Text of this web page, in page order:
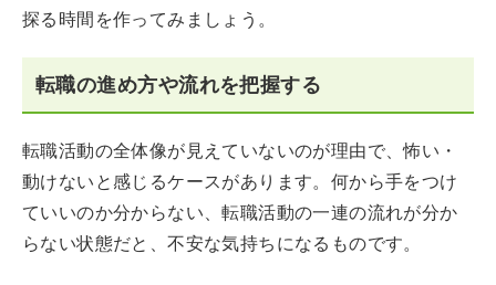
探る時間を作ってみましょう。
転職の進め方や流れを把握する
転職活動の全体像が見えていないのが理由で、怖い・
動けないと感じるケースがあります。何から手をつけ
ていいのか分からない、転職活動の一連の流れが分か
らない状態だと、不安な気持ちになるものです。